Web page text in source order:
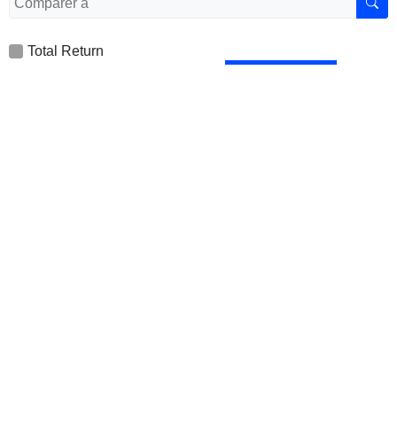
Total Return